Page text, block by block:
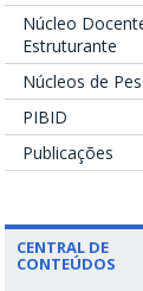
Núcleo
Estruturante
Núcleos de
PIBID
Publicações
CENTRAL DE
CONTEÚDOS